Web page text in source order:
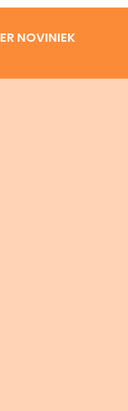
NOVINIEK